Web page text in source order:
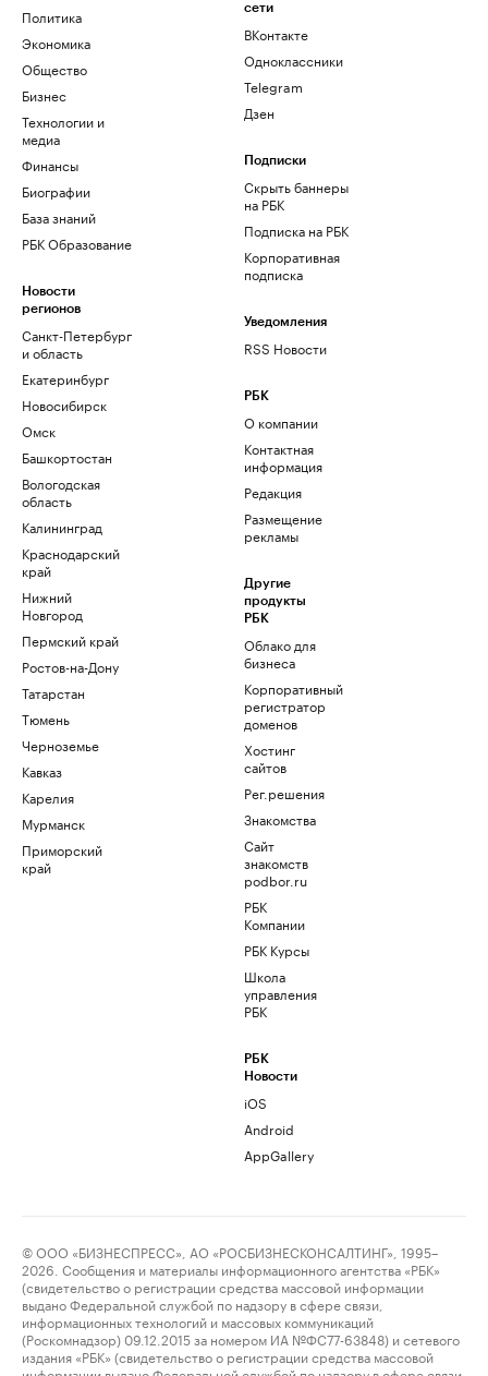
Политика
Экономика
Общество
Бизнес
Технологии и
медиа
Финансы
Биографии
База знаний
РБК Образование
Новости
регионов
Санкт-Петербург
и область
Екатеринбург
Новосибирск
Омск
Башкортостан
Вологодская
область
Калининград
Краснодарский
край
Нижний
Новгород
Пермский край
Ростов-на-Дону
Татарстан
Тюмень
Черноземье
Кавказ
Карелия
Мурманск
Приморский
край
сети
ВКонтакте
Одноклассники
Telegram
Дзен
Подписки
Скрыть баннеры
на РБК
Подписка на РБК
Корпоративная
подписка
Уведомления
RSS Новости
РБК
О компании
Контактная
информация
Редакция
Размещение
рекламы
Другие
продукты
РБК
Облако для
бизнеса
Корпоративный
регистратор
доменов
Хостинг
сайтов
Рег.решения
Знакомства
Сайт
знакомств
podbor.ru
РБК
Компании
РБК Курсы
Школа
управления
РБК
РБК
Новости
iOS
Android
AppGallery
© ООО «БИЗНЕСПРЕСС», АО «РОСБИЗНЕСКОНСАЛТИНГ», 1995–
2026. Сообщения и материалы информационного агентства «РБК»
(свидетельство о регистрации средства массовой информации
выдано Федеральной службой по надзору в сфере связи,
информационных технологий и массовых коммуникаций
(Роскомнадзор) 09.12.2015 за номером ИА №ФС77-63848) и сетевого
издания «РБК» (свидетельство о регистрации средства массовой